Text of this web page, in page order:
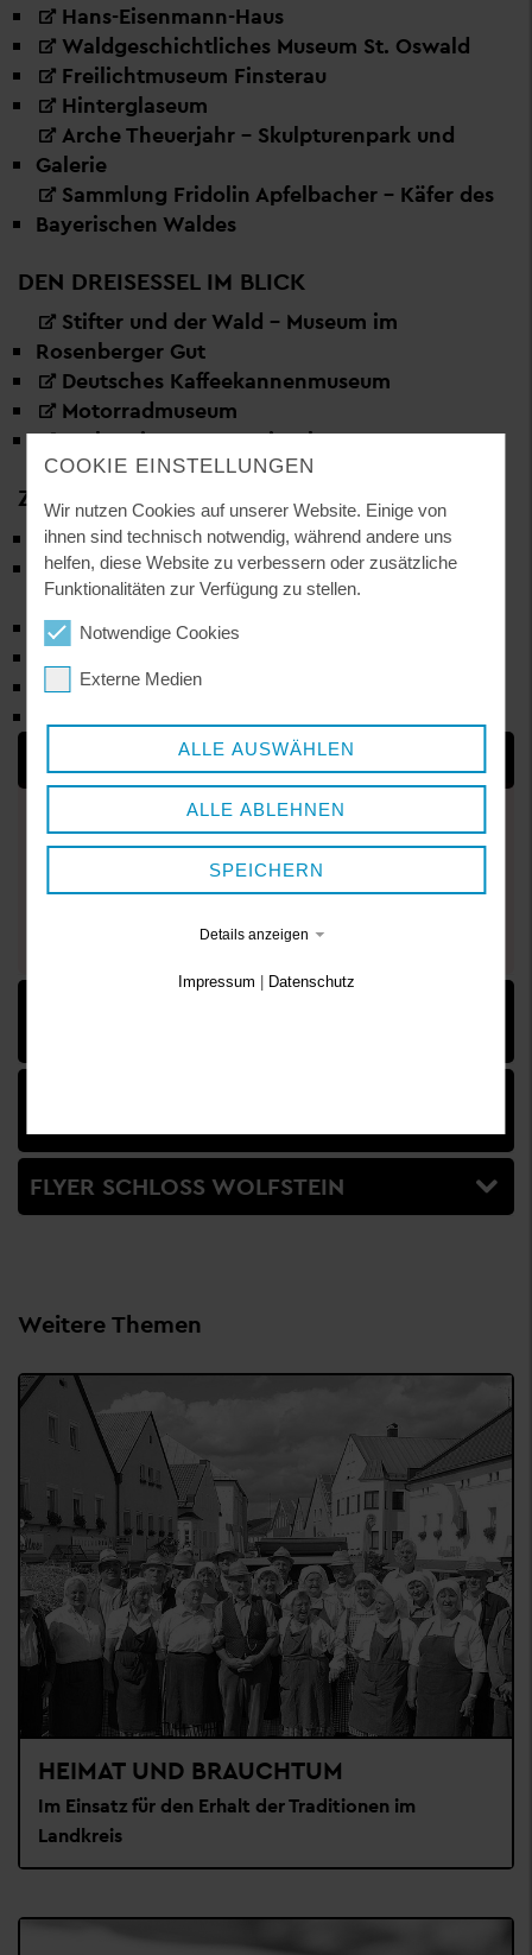
Hans-Eisenmann-Haus
Waldgeschichtliches Museum St. Oswald
Freilichtmuseum Finsterau
Hinterglaseum
Arche Theuerjahr - Skulpturenpark und
Galerie
Sammlung Fridolin Apfelbacher – Käfer des
Bayerischen Waldes
DEN DREISESSEL IM BLICK
Stifter und der Wald – Museum im
Rosenberger Gut
Deutsches Kaffeekannenmuseum
Motorradmuseum
Webereimuseum Breitenberg
ZWISCHENDRIN UND AUSSENRUM
Naturpark-Ilzinfostelle Schloss Fürsteneck
Heimatmuseum Daxstein
Die Gläsernen Gärten von Frauenau –
Skulpturenpark
Graphit Kropfmühl Besucherzentrum
ANSPRECHPARTNER
Sachgebiet 20 - Landkreisangelegenheiten
Gabriela Rauscher
E-Mail schreiben
FLYER SCHLOSS WOLFSTEIN
Weitere Themen
HEIMAT UND BRAUCHTUM
Im Einsatz für den Erhalt der Traditionen im
Landkreis
COOKIE EINSTELLUNGEN
Wir nutzen Cookies auf unserer Website. Einige von
ihnen sind technisch notwendig, während andere uns
helfen, diese Website zu verbessern oder zusätzliche
Funktionalitäten zur Verfügung zu stellen.
Notwendige Cookies
Externe Medien
ALLE AUSWÄHLEN
ALLE ABLEHNEN
SPEICHERN
Details anzeigen
Impressum Datenschutz